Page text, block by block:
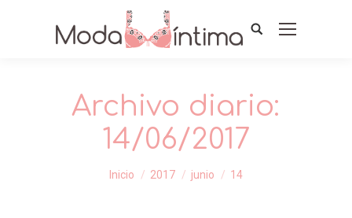
Archivo diario:
14/06/2017
Inicio 2017 junio 14